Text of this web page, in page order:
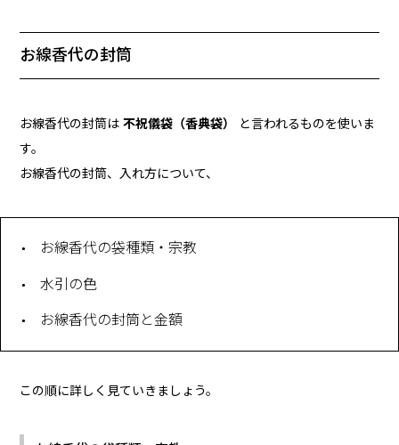
お線香代の封筒
お線香代の封筒は不祝儀袋（香典袋）
と言われるものを使いま
す。
お線香代の封筒、入れ方について、
お線香代の袋種類・宗教
水引の色
お線香代の封筒と金額
この順に詳しく見ていきましょう。